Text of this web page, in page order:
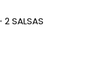
2 SALSAS